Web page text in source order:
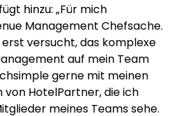
hinzu: „Für mich
Management Chefsache.
versucht, das komplexe
auf mein Team
gerne mit meinen
HotelPartner, die ich
meines Teams sehe.